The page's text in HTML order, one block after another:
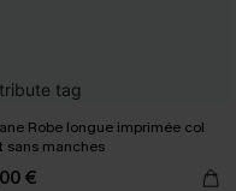
Robe longue imprimée col
sans manches
€